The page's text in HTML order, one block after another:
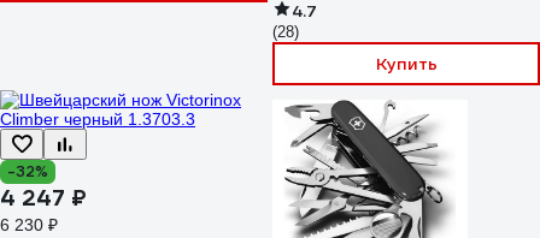
4.7
(28)
Купить
-32%
4 247 ₽
6 230 ₽